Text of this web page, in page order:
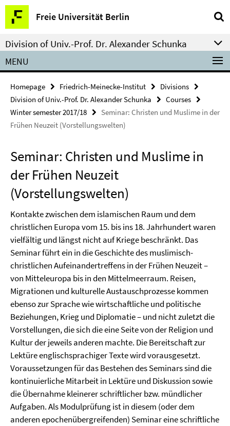
Springe
direkt
zu
Inhalt
Freie Universität Berlin
Service
Navigation
Division of Univ.-Prof. Dr. Alexander Schunka
MENU
Homepage Friedrich-Meinecke-Institut
Divisions
Division of Univ.-Prof. Dr. Alexander Schunka
Courses
Winter semester 2017/18
Seminar: Christen und Muslime in der
Frühen Neuzeit (Vorstellungswelten)
Seminar: Christen und Muslime in
der Frühen Neuzeit
(Vorstellungswelten)
Kontakte zwischen dem islamischen Raum und dem
christlichen Europa vom 15. bis ins 18. Jahrhundert waren
vielfältig und längst nicht auf Kriege beschränkt. Das
Seminar führt ein in die Geschichte des muslimisch-
christlichen Aufeinandertreffens in der Frühen Neuzeit –
von Mitteleuropa bis in den Mittelmeerraum. Reisen,
Migrationen und kulturelle Austauschprozesse kommen
ebenso zur Sprache wie wirtschaftliche und politische
Beziehungen, Krieg und Diplomatie – und nicht zuletzt die
Vorstellungen, die sich die eine Seite von der Religion und
Kultur der jeweils anderen machte. Die Bereitschaft zur
Lektüre englischsprachiger Texte wird vorausgesetzt.
Voraussetzungen für das Bestehen des Seminars sind die
kontinuierliche Mitarbeit in Lektüre und Diskussion sowie
die Übernahme kleinerer schriftlicher bzw. mündlicher
Aufgaben. Als Modulprüfung ist in diesem (oder dem
anderen epochenübergreifenden) Seminar eine schriftliche